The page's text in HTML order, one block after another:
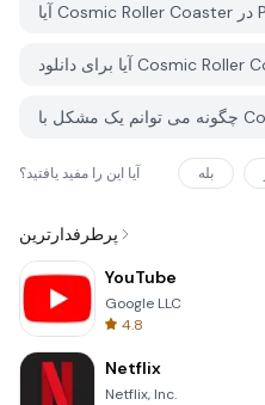
آیا این را مفید یافتید؟ بله
پرطرفدارترین
YouTube
Google LLC
4.8
Netflix
Netflix, Inc.